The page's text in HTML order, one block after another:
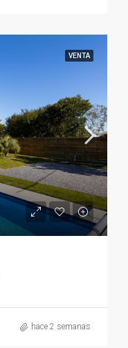
VENTA
hace 2 semanas